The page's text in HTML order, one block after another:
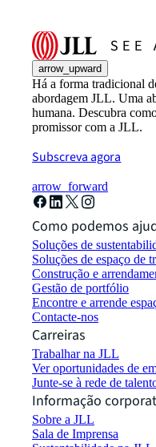
arrow_upward
Há a forma tradicional
abordagem JLL. Uma
humana. Descubra
promissor com a JLL.
Subscreva agora
arrow_forward
Como podemos
Soluções de
Soluções de espaço de
Construção e
Gestão de portfólio
Encontre e arrende
Contacte-nos
Carreiras
Trabalhar na JLL
Ver oportunidades de
Junte-se à rede de
Informação
Sobre a JLL
Sala de Imprensa